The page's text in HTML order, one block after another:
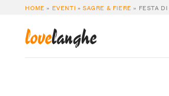
HOME » EVENTI »SAGRE & FIERE » FESTA
lovelanghe